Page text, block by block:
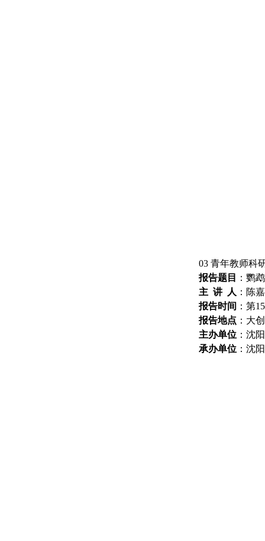
03 青年教师科
报告题目
： 鹦
主 讲 人 ： 陈
报告时间 ： 第15
报告地点 ： 大
主办单位 ： 沈
承办单位 ： 沈